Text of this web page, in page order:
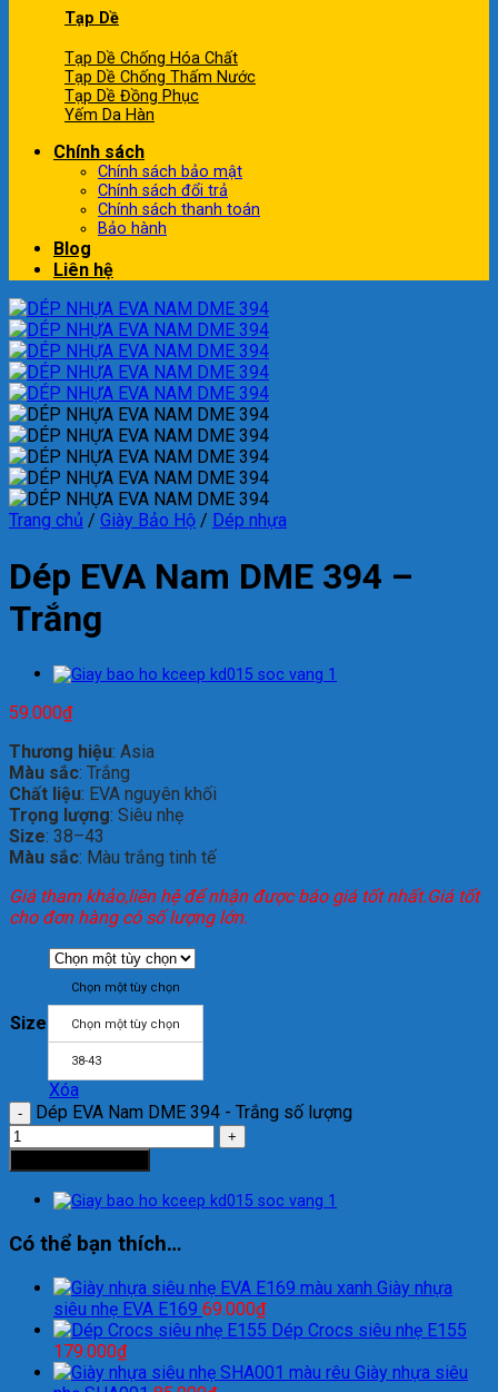
Tạp Dề
Tạp Dề Chống Hóa Chất
Tạp Dề Chống Thấm Nước
Tạp Dề Đồng Phục
Yếm Da Hàn
Chính sách
Chính sách bảo mật
Chính sách đổi trả
Chính sách thanh toán
Bảo hành
Blog
Liên hệ
Trang chủ / Giày Bảo Hộ / Dép nhựa
Dép EVA Nam DME 394 –
Trắng
59.000₫
Thương hiệu: Asia
Màu sắc: Trắng
Chất liệu: EVA nguyên khối
Trọng lượng: Siêu nhẹ
Size: 38–43
Màu sắc: Màu trắng tinh tế
Giá tham khảo,liên hệ để nhận được báo giá tốt nhất.Giá tốt
cho đơn hàng có số lượng lớn.
Size
Chọn một tùy chọn
Chọn một tùy chọn
38-43
Xóa
Dép EVA Nam DME 394 - Trắng số lượng
Có thể bạn thích…
Giày nhựa
siêu nhẹ EVA E169 69.000₫
Dép Crocs siêu nhẹ E155
179.000₫
Giày nhựa siêu